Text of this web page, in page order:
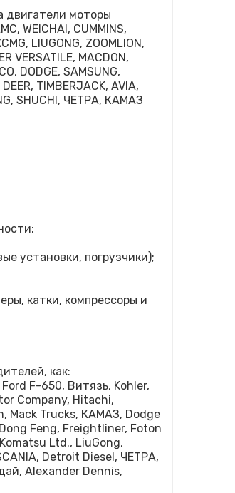
двигатели моторы
WEICHAI, CUMMINS,
LIUGONG, ZOOMLION,
VERSATILE, MACDON,
DODGE, SAMSUNG,
TIMBERJACK, AVIA,
SHUCHI, ЧЕТРА, КАМАЗ
установки, погрузчики);
катки, компрессоры и
как:
Ford F-650, Витязь, Kohler,
Company, Hitachi,
Mack Trucks, КАМАЗ, Dodge
Feng, Freightliner, Foton
Ltd., LiuGong,
Detroit Diesel, ЧЕТРА,
Alexander Dennis,